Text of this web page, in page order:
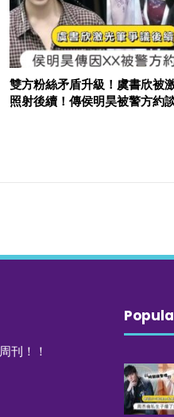
雙方粉絲矛盾升級！虞書欣被
照射後續！傳侯明昊被警方約
刊！！